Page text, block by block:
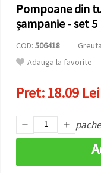
site!" Sau să
vă indicați
preferințele
în setări
selectând
cookie -uri
pe butonul
"Salvați"
Аcceptati
Setări
Pompoane din
șampanie - set
COD: 506418
Adauga la favorite
Pret:18.09 Lei